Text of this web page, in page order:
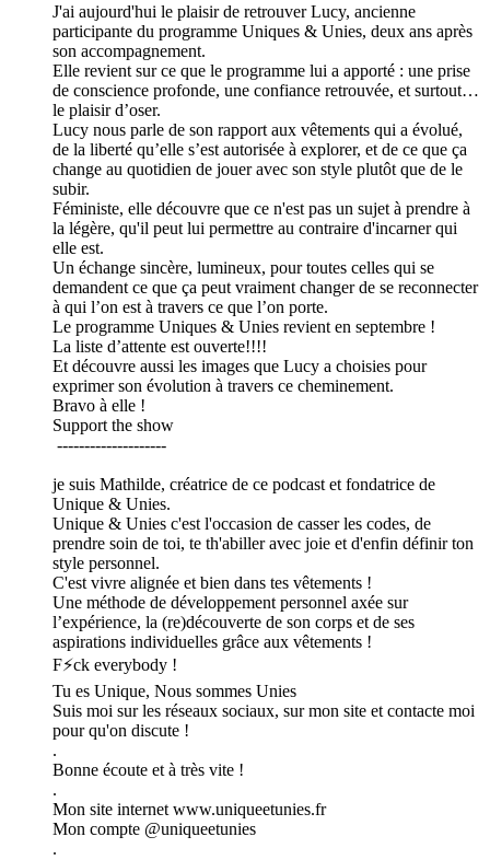
J'ai aujourd'hui le plaisir de retrouver Lucy, ancienne
participante du programme Uniques & Unies, deux ans après
son accompagnement.
Elle revient sur ce que le programme lui a apporté : une prise
de conscience profonde, une confiance retrouvée, et surtout…
le plaisir d’oser.
Lucy nous parle de son rapport aux vêtements qui a évolué,
de la liberté qu’elle s’est autorisée à explorer, et de ce que ça
change au quotidien de jouer avec son style plutôt que de le
subir.
Féministe, elle découvre que ce n'est pas un sujet à prendre à
la légère, qu'il peut lui permettre au contraire d'incarner qui
elle est.
Un échange sincère, lumineux, pour toutes celles qui se
demandent ce que ça peut vraiment changer de se reconnecter
à qui l’on est à travers ce que l’on porte.
Le programme Uniques & Unies revient en septembre !
La liste d’attente est ouverte!!!!
Et découvre aussi les images que Lucy a choisies pour
exprimer son évolution à travers ce cheminement.
Bravo à elle !
Support the show
--------------------
je suis Mathilde, créatrice de ce podcast et fondatrice de
Unique & Unies.
Unique & Unies c'est l'occasion de casser les codes, de
prendre soin de toi, te th'abiller avec joie et d'enfin définir ton
style personnel.
C'est vivre alignée et bien dans tes vêtements !
Une méthode de développement personnel axée sur
l’expérience, la (re)découverte de son corps et de ses
aspirations individuelles grâce aux vêtements !
F⚡ck everybody !
Tu es Unique, Nous sommes Unies
Suis moi sur les réseaux sociaux, sur mon site et contacte moi
pour qu'on discute !
.
Bonne écoute et à très vite !
.
Mon site internet www.uniqueetunies.fr
Mon compte @uniqueetunies
.